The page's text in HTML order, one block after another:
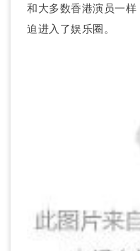
和大多数香港演员一
迫进入了娱乐圈。